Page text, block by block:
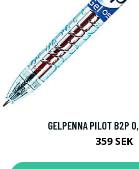
GELPENNA PILOT B2P
359 SEK